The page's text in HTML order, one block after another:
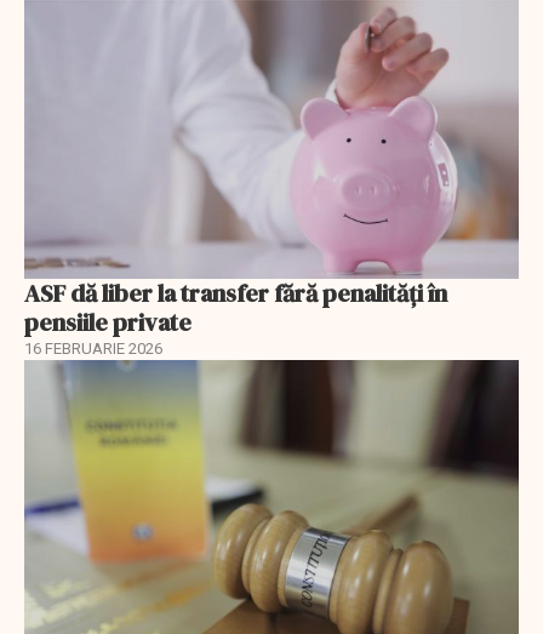
ASF dă liber la transfer fără penalități în
pensiile private
16 FEBRUARIE 2026